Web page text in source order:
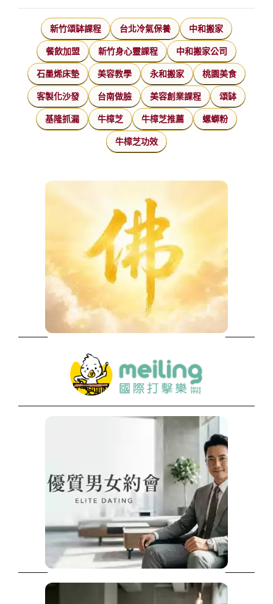
新竹頌缽課程 台北冷氣保養 中和搬家
餐飲加盟 新竹身心靈課程 中和搬家公司
石墨烯床墊 美容教學 永和搬家 桃園美食
客製化沙發 台南做臉 美容創業課程 頌缽
基隆抓漏 牛樟芝 牛樟芝推薦 螺螄粉
牛樟芝功效